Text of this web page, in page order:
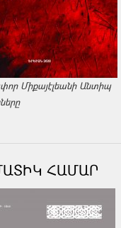
Միքայէլեանի Անտիպ
ՀԱՄԱՐ